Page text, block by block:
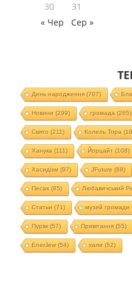
30
31
« Чер
Сер »
День народження(707)
Новини (299) громада (265)
Свято (211) Колель Тора
Ханука (111) Йорцайт (108)
Хасидізм (97) JFuture (88)
Песах(85) Любавичський
Статьи (71) музей громади
Пурім (57) Привітання(55)
EnerJew(54) хали (52)